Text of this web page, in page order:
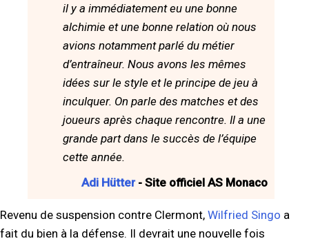
il y a immédiatement eu une bonne
alchimie et une bonne relation où nous
avions notamment parlé du métier
d’entraîneur. Nous avons les mêmes
idées sur le style et le principe de jeu à
inculquer. On parle des matches et des
joueurs après chaque rencontre. Il a une
grande part dans le succès de l’équipe
cette année.
Adi Hütter- Site officiel AS Monaco
Revenu de suspension contre Clermont, Wilfried Singo a
fait du bien à la défense. Il devrait une nouvelle fois